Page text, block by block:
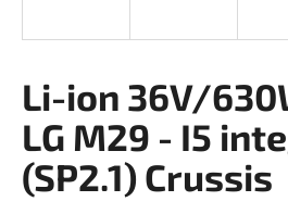
Li-ion 36V/
LG M29 - I5
(SP2.1) Crussis
s
ť
?